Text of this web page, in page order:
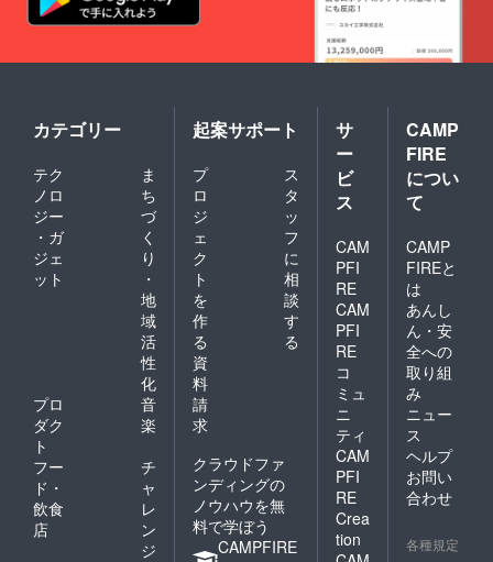
列・普
載 ・注
意事
項：支
援時、
必ず備
考欄に
掲載を
れるお
名前を
ご記入
くださ
入がな
い場合
CAMPF
IREにて
使用さ
れてい
るユー
ザーID
を使用
させて
す。ご
ており
ます）
（似顔
の元素
材とな
る写真
等を別
途ご提
供くだ
さい・
募集完
了後に
改めて
お伝え
させて
いただ
きま
す）
【お名
前掲載
の詳
細】 ・
掲載期
間：収
録媒体
が存続
りス
（お名
前も出
せる
イベン
トにご
参加い
ただけ
ない場
「ファ
イナル
リクエ
スト劇
場版・
Ⅰ」の
WEB配
信を期
間限定
にて視
聴可能
です）
（イベ
ントと
ゲーム
等配布
イミン
カテゴリー
テク
ノロ
ジー
・ガ
ジェ
ット
ま
ち
づ
く
り
・
地
域
活
性
化
プロ
ダク
ト
音
楽
フー
ド・
飲食
店
チ
ャ
レ
ン
ジ
起案サポート
プ
ロ
ジ
ェ
ク
ト
を
作
る
ス
タ
ッ
フ
に
相
談
す
る
資
料
請
求
クラウドファ
ンディングの
ノウハウを無
料で学ぼう
CAMPFIRE
サ
ー
ビ
ス
CAM
PFI
RE
CAM
PFI
RE
コ
ミュ
ニ
ティ
CAM
PFI
RE
Crea
tion
CAMP
FIRE
につい
て
CAMP
FIREと
は
あんし
ん・安
全への
取り組
み
ニュー
ス
ヘルプ
お問い
合わせ
各種規定